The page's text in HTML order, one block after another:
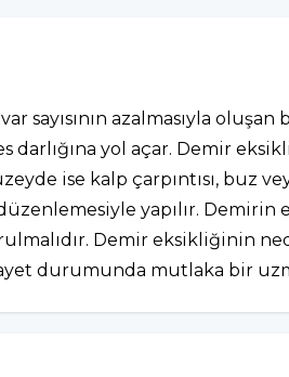
sayısının azalmasıyla
yol açar. Demir
ise kalp çarpıntısı, buz
yapılır.
Demir eksikliğinin
durumunda mutlaka bir